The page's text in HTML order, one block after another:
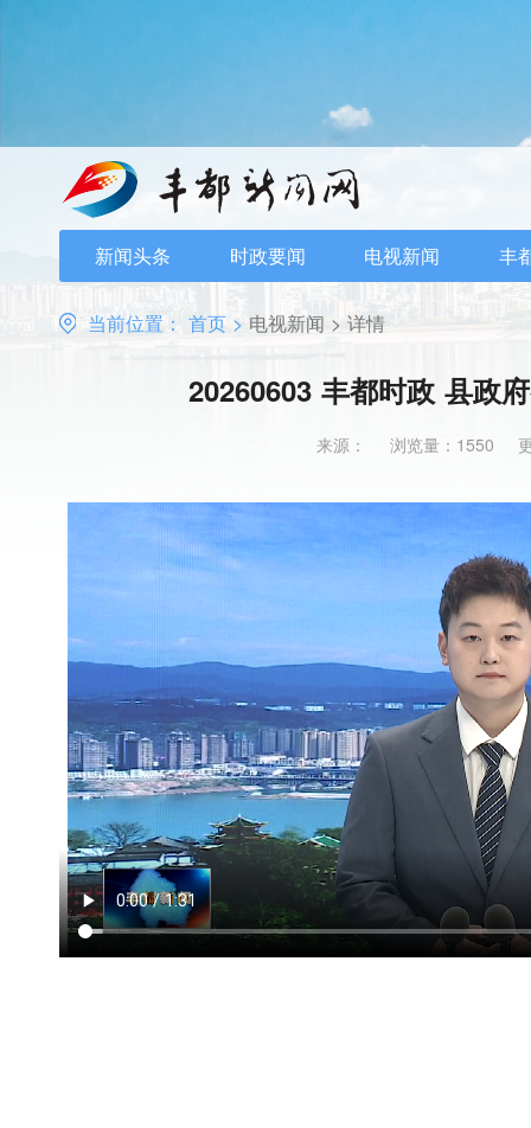
新闻头条 时政要闻 电视新闻 丰
当前位置： 首页 > 电视新闻 > 详情
20260603 丰都时政 县政
来源： 浏览量：1550